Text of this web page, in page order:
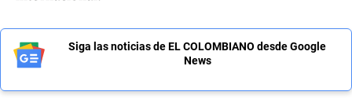
Siga las noticias de EL COLOMBIANO desde Google
News